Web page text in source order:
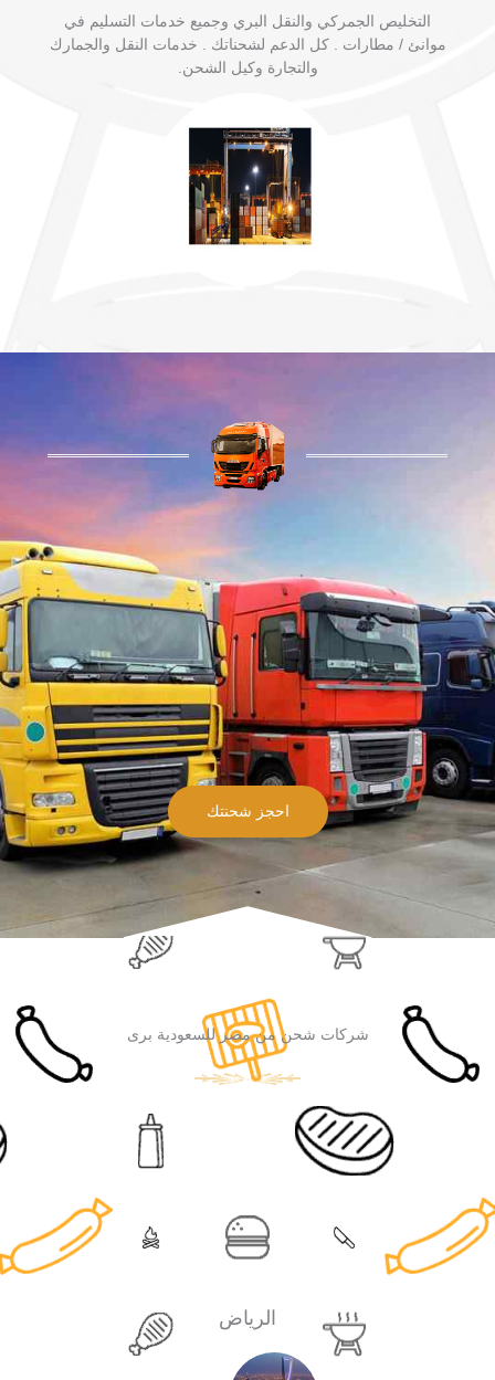
التخليص الجمركي والنقل البري وجميع خدمات التسليم في
موانئ / مطارات . كل الدعم لشحناتك . خدمات النقل والجمارك
والتجارة وكيل الشحن.
احجز شحنتك
شركات شحن من مصر للسعودية برى
الرياض